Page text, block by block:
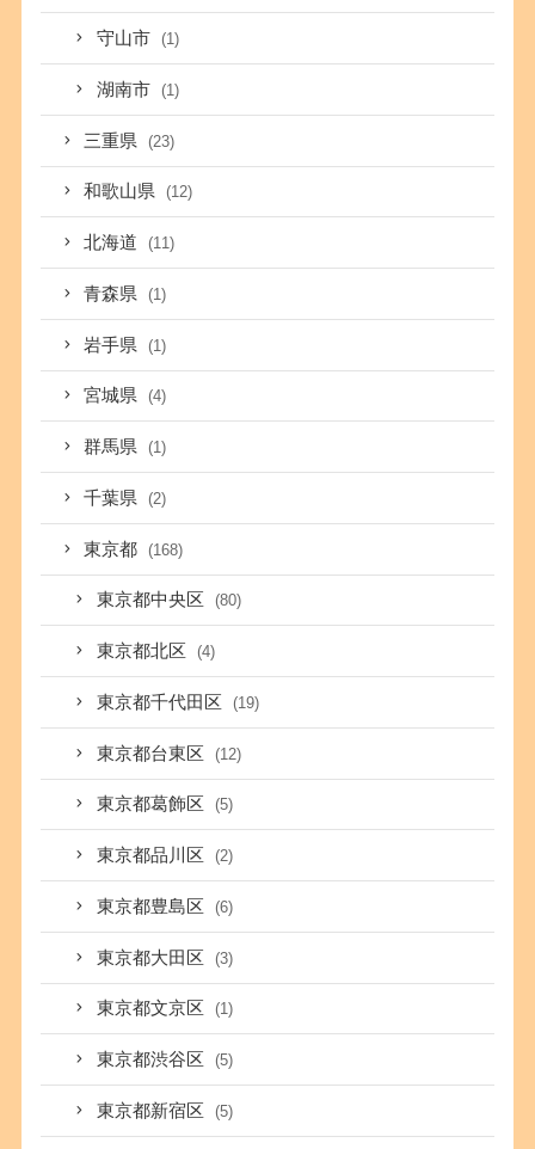
守山市 (1)
湖南市 (1)
三重県 (23)
和歌山県 (12)
北海道 (11)
青森県 (1)
岩手県 (1)
宮城県 (4)
群馬県 (1)
千葉県 (2)
東京都 (168)
東京都中央区 (80)
東京都北区 (4)
東京都千代田区 (19)
東京都台東区 (12)
東京都葛飾区 (5)
東京都品川区 (2)
東京都豊島区 (6)
東京都大田区 (3)
東京都文京区 (1)
東京都渋谷区 (5)
東京都新宿区 (5)